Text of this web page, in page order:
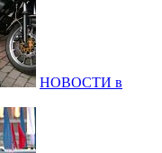
НОВОСТИ в